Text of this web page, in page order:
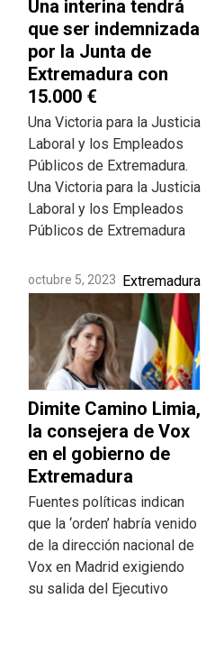
Una interina tendrá
que ser indemnizada
por la Junta de
Extremadura con
15.000 €
Una Victoria para la Justicia
Laboral y los Empleados
Públicos de Extremadura.
Una Victoria para la Justicia
Laboral y los Empleados
Públicos de Extremadura
octubre 5, 2023 Extremadura
Dimite Camino Limia,
la consejera de Vox
en el gobierno de
Extremadura
Fuentes políticas indican
que la ‘orden’ habría venido
de la dirección nacional de
Vox en Madrid exigiendo
su salida del Ejecutivo